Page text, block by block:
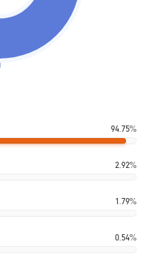
94.75%
2.92%
1.79%
0.54%